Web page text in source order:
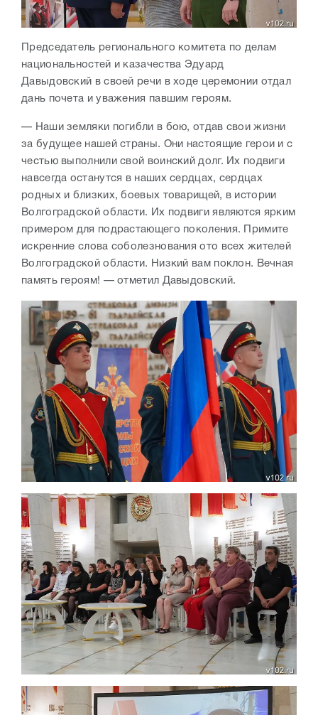
Председатель регионального комитета по делам
национальностей и казачества Эдуард
Давыдовский в своей речи в ходе церемонии отдал
дань почета и уважения павшим героям.
— Наши земляки погибли в бою, отдав свои жизни
за будущее нашей страны. Они настоящие герои и с
честью выполнили свой воинский долг. Их подвиги
навсегда останутся в наших сердцах, сердцах
родных и близких, боевых товарищей, в истории
Волгоградской области. Их подвиги являются ярким
примером для подрастающего поколения. Примите
искренние слова соболезнования ото всех жителей
Волгоградской области. Низкий вам поклон. Вечная
память героям! — отметил Давыдовский.